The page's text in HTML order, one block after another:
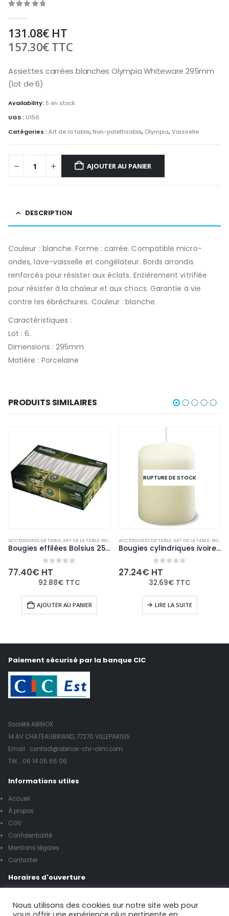
131.08€HT
157.30€TTC
Assiettes carrées blanches Olympia Whiteware 295mm
(lot de 6)
Availability: 5 en stock
UGS : U156
Catégories :Art de la table, Non-palettisable, Olympia,Vaisselle
AJOUTER AU PANIER
DESCRIPTION
Couleur : blanche. Forme : carrée. Compatible micro-
ondes, lave-vaisselle et congélateur. Bords arrondis
renforcés pour résister aux éclats. Entièrement vitrifiée
pour résister à la chaleur et aux chocs. Garantie à vie
contre les ébréchures. Couleur : blanche.
Caractéristiques :
Lot : 6.
Dimensions : 295mm.
Matière : Porcelaine
PRODUITS SIMILAIRES
,NON-PALETTISABLE
ACCESSOIRES DE TABLE,ART DE LA TABLE, BOUGIES ET PHOTOPHORES ,NON-PALETTISABLE
Bougies effilées Bolsius 254mm blanches (Lot de 100)
0out of 5
77.40€ HT
92.88€ TTC
AJOUTER AU PANIER
RUPTURE DE STOCK
ACCESSOIRES DE TABLE,ART DE LA TABLE, BOUGIES ET PHOTOPHORES
Bougies cylindriques ivoire Bolsius 80mm (lot de 12)
0out of 5
27.24€ HT
32.69€ TTC
LIRE LA SUITE
Paiement sécurisé par la banque CIC
Société ABINOX
14 AV CHATEAUBRIAND, 77270 VILLEPARISIS
Email : contact@abinox-chr-clim.com
Tél. : 06 14 05 66 06
Informations utiles
Accueil
À propos
CGV
Confidentialité
Mentions légales
Contacter
Horaires d'ouverture
Nous utilisons des cookies sur notre site web pour